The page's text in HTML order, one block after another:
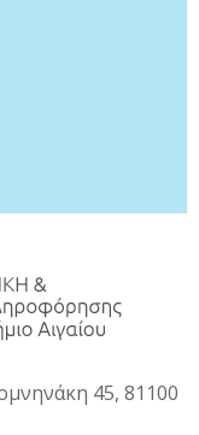
45, 81100